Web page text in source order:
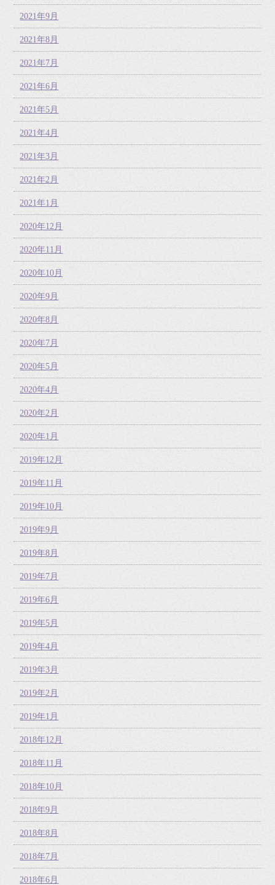
2021年9月
2021年8月
2021年7月
2021年6月
2021年5月
2021年4月
2021年3月
2021年2月
2021年1月
2020年12月
2020年11月
2020年10月
2020年9月
2020年8月
2020年7月
2020年5月
2020年4月
2020年2月
2020年1月
2019年12月
2019年11月
2019年10月
2019年9月
2019年8月
2019年7月
2019年6月
2019年5月
2019年4月
2019年3月
2019年2月
2019年1月
2018年12月
2018年11月
2018年10月
2018年9月
2018年8月
2018年7月
2018年6月